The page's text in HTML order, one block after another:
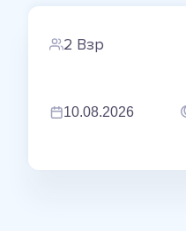
2 Взр
10.08.2026